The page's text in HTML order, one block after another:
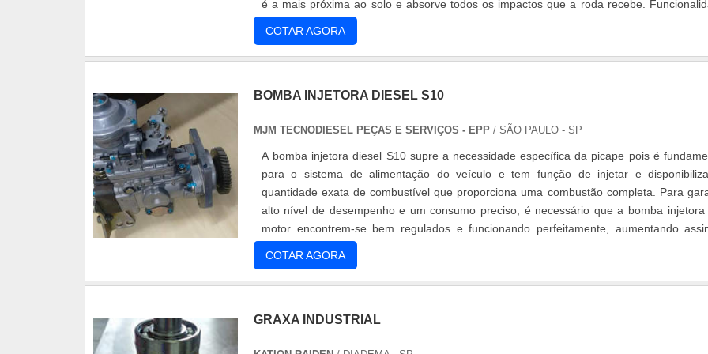
é a mais próxima ao solo e absorve todos os impactos que a roda recebe.
COTAR AGORA
BOMBA INJETORA DIESEL S10
MJM TECNODIESEL PEÇAS E SERVIÇOS - EPP/ SÃO PAULO - SP
A bomba injetora diesel S10 supre a necessidade específica da picape pois é
para o sistema de alimentação do veículo e tem função de injetar e
quantidade exata de combustível que proporciona uma combustão completa. Para
alto nível de desempenho e um consumo preciso, é necessário que a bomba
motor encontrem-se bem regulados e funcionando perfeitamente, aumentando
rendimento de seu veículo ....
COTAR AGORA
GRAXA INDUSTRIAL